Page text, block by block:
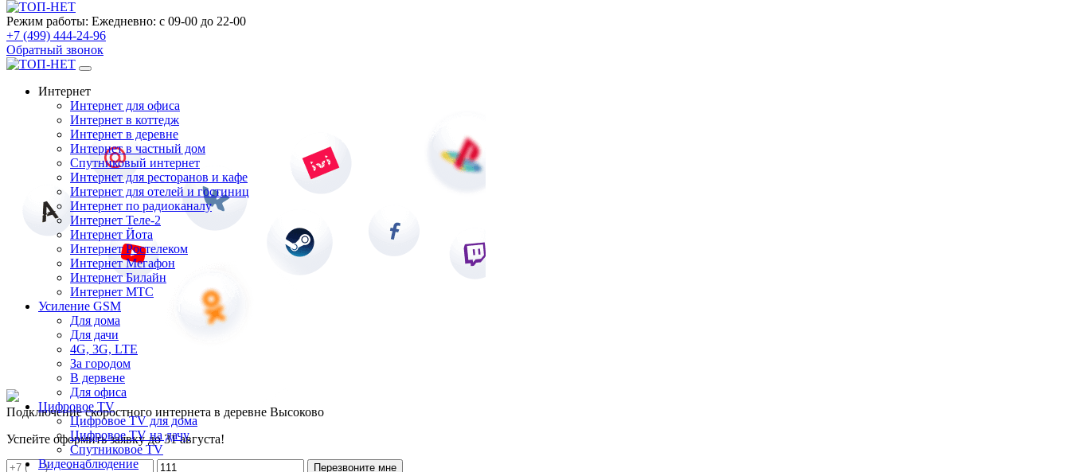
Режим работы: Ежедневно: с 09-00 до 22-00
+7 (499) 444-24-96
Обратный звонок
Интернет
Интернет для офиса
Интернет в коттедж
Интернет в деревне
Интернет в частный дом
Спутниковый интернет
Интернет для ресторанов и кафе
Интернет для отелей и гостиниц
Интернет по радиоканалу
Интернет Теле-2
Интернет Йота
Интернет Ростелеком
Интернет Мегафон
Интернет Билайн
Интернет МТС
Усиление GSM
Для дома
Для дачи
4G, 3G, LTE
За городом
В дервене
Для офиса
Цифровое TV
Цифровое TV для дома
Цифровое TV на дачу
Спутниковое TV
Видеонаблюдение
Подключение скоростного интернета в деревне Высоково
Успейте оформить заявку до 31 августа!
Перезвоните мне